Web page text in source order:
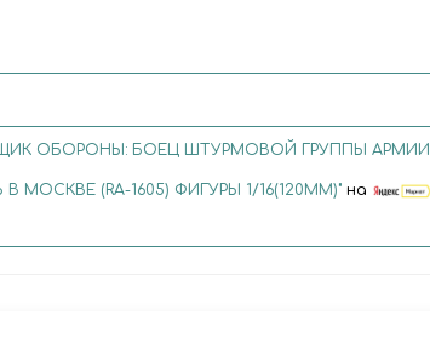
ОБОРОНЫ: БОЕЦ ШТУРМОВОЙ ГРУППЫ АРМИИ
МОСКВЕ (RA-1605) ФИГУРЫ 1/16(120ММ)" на